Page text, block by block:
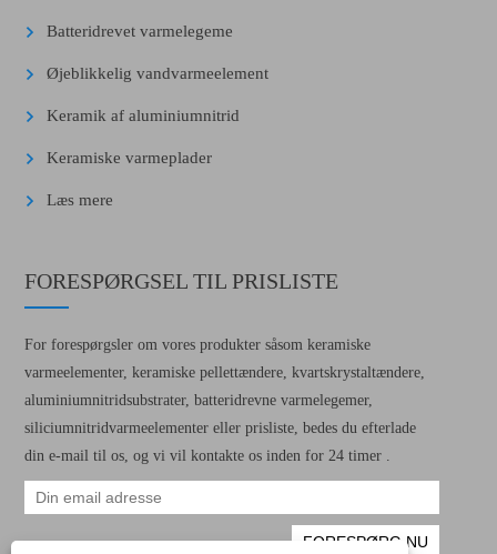
Batteridrevet varmelegeme
Øjeblikkelig vandvarmeelement
Keramik af aluminiumnitrid
Keramiske varmeplader
Læs mere
FORESPØRGSEL TIL PRISLISTE
For forespørgsler om vores produkter såsom keramiske
varmeelementer, keramiske pellettændere, kvartskrystaltændere,
aluminiumnitridsubstrater, batteridrevne varmelegemer,
siliciumnitridvarmeelementer eller prisliste, bedes du efterlade
din e-mail til os, og vi vil kontakte os inden for 24 timer .